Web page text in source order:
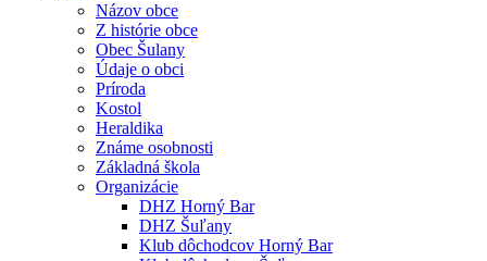
Názov obce
Z histórie obce
Obec Šulany
Údaje o obci
Príroda
Kostol
Heraldika
Známe osobnosti
Základná škola
Organizácie
DHZ Horný Bar
DHZ Šuľany
Klub dôchodcov Horný Bar